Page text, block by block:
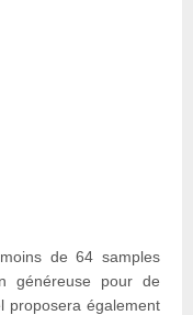
de 64 samples
généreuse pour de
proposera également